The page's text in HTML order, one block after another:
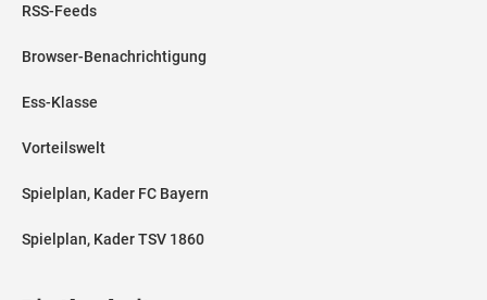
RSS-Feeds
Browser-Benachrichtigung
Ess-Klasse
Vorteilswelt
Spielplan, Kader FC Bayern
Spielplan, Kader TSV 1860